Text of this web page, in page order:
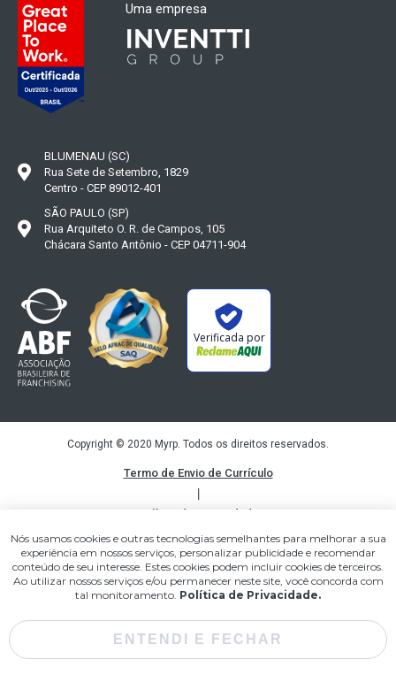
Uma empresa
BLUMENAU (SC)
Rua Sete de Setembro, 1829
Centro - CEP 89012-401
SÃO PAULO (SP)
Rua Arquiteto O. R. de Campos, 105
Chácara Santo Antônio - CEP 04711-904
Verificada por
Copyright © 2020 Myrp. Todos os direitos reservados.
Termo de Envio de Currículo
Política de privacidade
|
Termos de uso
Nós usamos cookies e outras tecnologias semelhantes para melhorar a sua
experiência em nossos serviços, personalizar publicidade e recomendar
conteúdo de seu interesse. Estes cookies podem incluir cookies de terceiros.
Ao utilizar nossos serviços e/ou permanecer neste site, você concorda com
tal monitoramento. Política de Privacidade.
ENTENDI E FECHAR